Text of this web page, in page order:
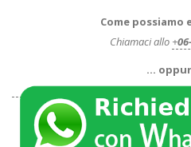
Come possiamo
Chiamaci allo +
…